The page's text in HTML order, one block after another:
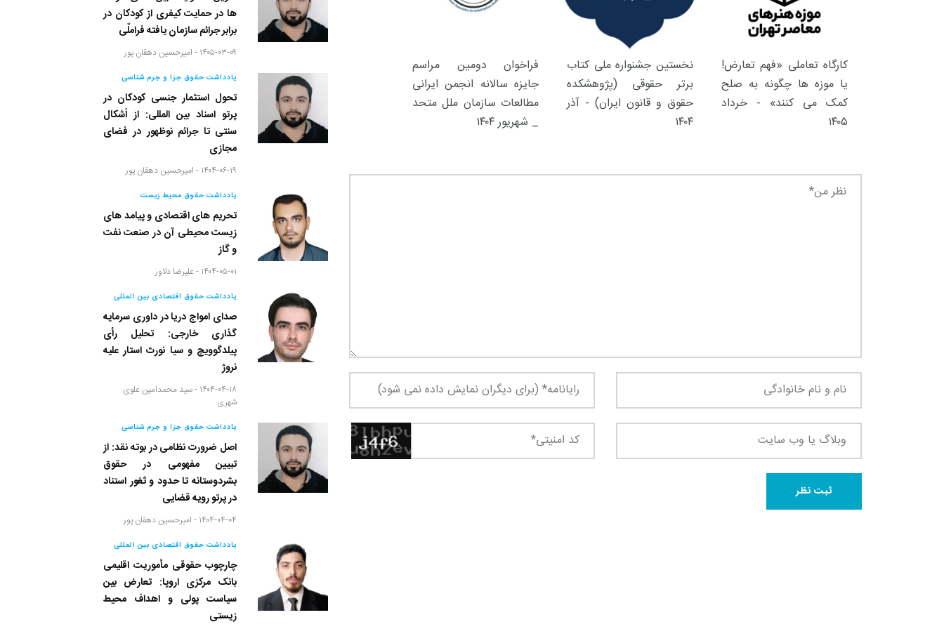
کارگاه تعاملی «فهم تعارض!
یا موزه ها چگونه به صلح
کمک می کنند» - خرداد
۱۴۰۵
نخستین جشنواره ملی کتاب
برتر حقوقی (پژوهشکده
حقوق و قانون ایران) - آذر
۱۴۰۴
فراخوان دومین مراسم
جایزه سالانه انجمن ایرانی
مطالعات سازمان ملل متحد
_ شهریور ۱۴۰۴
ها در حمایت کیفری از کودکان در
برابر جرائم سازمان یافته فراملّی
۱۴۰۵-۰۳-۰۹ - امیرحسین دهقان پور
یادداشت حقوق جزا و جرم شناسی
تحول استثمار جنسی کودکان در
پرتو اسناد بین المللی: از اَشکال
سنتی تا جرائم نوظهور در فضای
مجازی
۱۴۰۴-۰۶-۱۹ - امیرحسین دهقان پور
یادداشت حقوق محیط زیست
تحریم های اقتصادی و پیامد های
زیست محیطی آن در صنعت نفت
و گاز
۱۴۰۴-۰۵-۰۱ - علیرضا دلاور
یادداشت حقوق اقتصادی بین المللی
صدای امواج دریا در داوری سرمایه
گذاری خارجی: تحلیل رأی
پیلدگوویچ و سیا نورث استار علیه
نروژ
۱۴۰۴-۰۴-۱۸ - سید محمدامین علوی
شهری
یادداشت حقوق جزا و جرم شناسی
اصل ضرورت نظامی در بوته نقد: از
تبیین مفهومی در حقوق
بشردوستانه تا حدود و ثغور استناد
در پرتو رویه قضایی
۱۴۰۴-۰۴-۰۴ - امیرحسین دهقان پور
یادداشت حقوق اقتصادی بین المللی
چارچوب حقوقی مأموریت اقلیمی
بانک مرکزی اروپا: تعارض بین
سیاست پولی و اهداف محیط
زیستی